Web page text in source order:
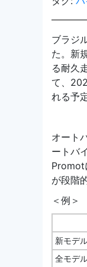
ブラジ
た。新
る耐久
て、
れる予
オート
ートバ
Promot
が段階
＜例＞
新モデ
全モデ